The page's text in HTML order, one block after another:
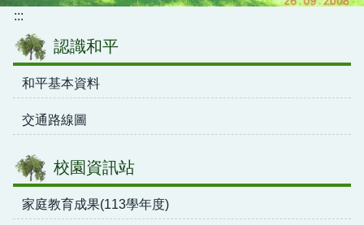
:::
認識和平
和平基本資料
交通路線圖
校園資訊站
家庭教育成果(113學年度)